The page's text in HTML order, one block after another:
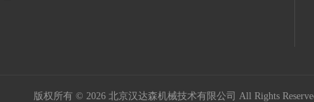
版权所有 © 2026 北京汉达森机械技术有限公司 All Rights